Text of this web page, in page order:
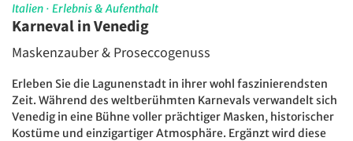
Italien · Erlebnis & Aufenthalt
Karneval in Venedig
Maskenzauber & Proseccogenuss
Erleben Sie die Lagunenstadt in ihrer wohl faszinierendsten
Zeit. Während des weltberühmten Karnevals verwandelt sich
Venedig in eine Bühne voller prächtiger Masken, historischer
Kostüme und einzigartiger Atmosphäre. Ergänzt wird diese